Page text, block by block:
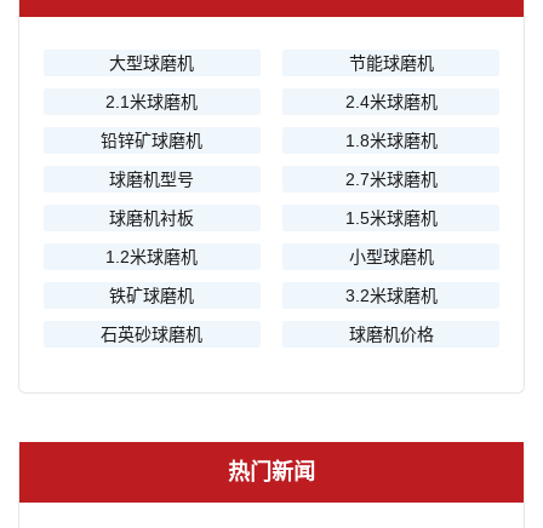
大型球磨机
节能球磨机
2.1米球磨机
2.4米球磨机
铅锌矿球磨机
1.8米球磨机
球磨机型号
2.7米球磨机
球磨机衬板
1.5米球磨机
1.2米球磨机
小型球磨机
铁矿球磨机
3.2米球磨机
石英砂球磨机
球磨机价格
热门新闻